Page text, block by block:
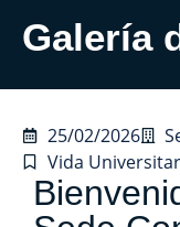
Galería
25/02/2026
Vida